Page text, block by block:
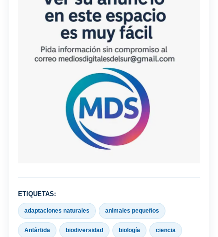
ETIQUETAS:
adaptaciones naturales animales pequeños
Antártida biodiversidad biología ciencia